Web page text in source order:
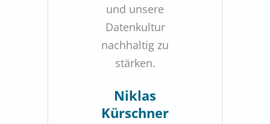
und unsere
Datenkultur
nachhaltig zu
stärken.
Niklas
Kürschner